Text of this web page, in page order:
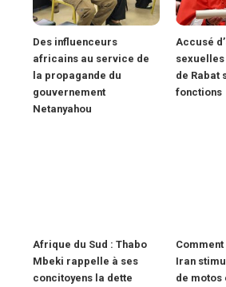
Des influenceurs
africains au service de
la propagande du
gouvernement
Netanyahou
Accusé
sexuelles
de Rabat
fonctions
Afrique du Sud : Thabo
Mbeki rappelle à ses
concitoyens la dette
Iran
de motos